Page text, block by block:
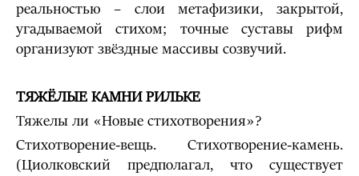
реальностью – слои метафизики, закрытой,
угадываемой стихом; точные суставы рифм
организуют звёздные массивы созвучий.
ТЯЖЁЛЫЕ КАМНИ РИЛЬКЕ
Тяжелы ли «Новые стихотворения»?
Стихотворение-вещь. Стихотворение-камень.
(Циолковский предполагал, что существует